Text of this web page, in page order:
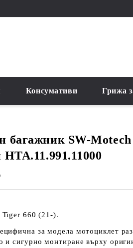
Консумативи Грижа
багажник SW-Motech
HTA.11.991.11000
Tiger 660 (21-).
за модела мотоциклет
и сигурно монтиране върху